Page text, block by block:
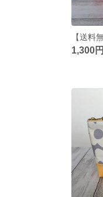
1,300円